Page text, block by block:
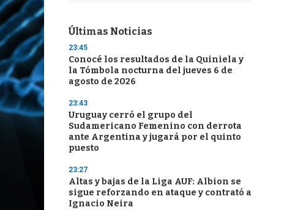
Últimas Noticias
23:45
Conocé los resultados de la Quiniela y
la Tómbola nocturna del jueves 6 de
agosto de 2026
23:43
Uruguay cerró el grupo del
Sudamericano Femenino con derrota
ante Argentina y jugará por el quinto
puesto
23:27
Altas y bajas de la Liga AUF: Albion se
sigue reforzando en ataque y contrató a
Ignacio Neira